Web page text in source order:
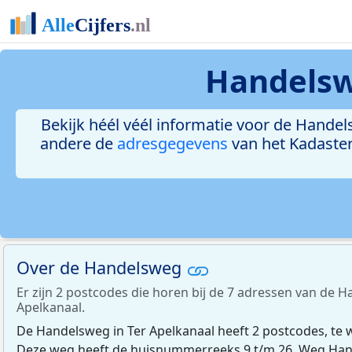
Bekijk héél véél informatie voor de
andere de adresgegevens van het
Over de Handelsweg
Er zijn 2 postcodes die horen bij de 7 adressen van de
Apelkanaal.
De Handelsweg in Ter Apelkanaal heeft 2 postcodes, te